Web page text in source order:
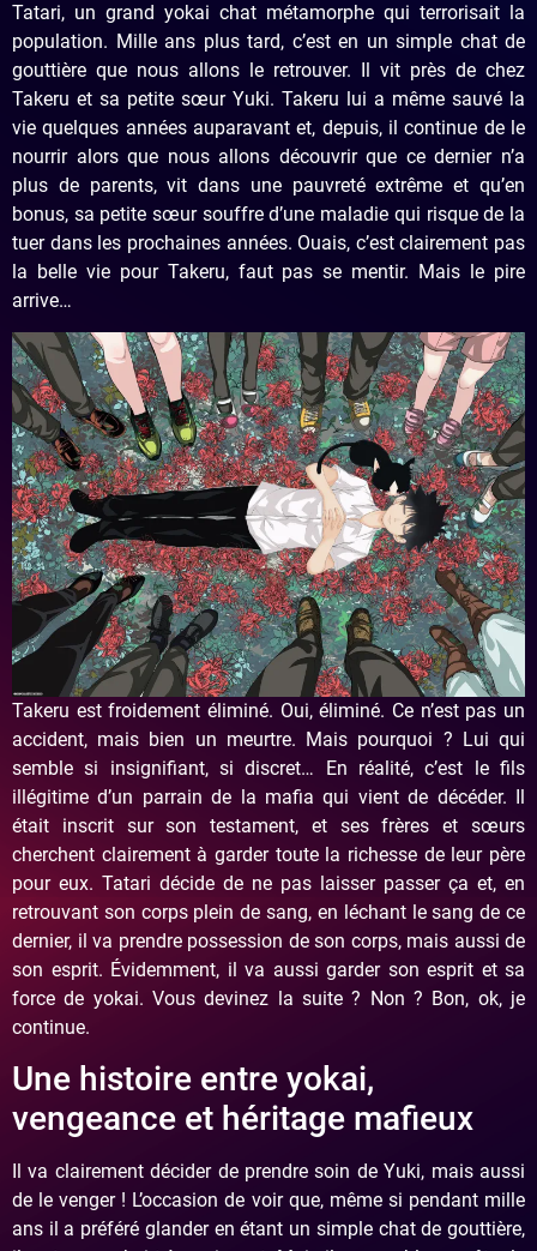
Tatari, un grand yokai chat métamorphe qui terrorisait la
population. Mille ans plus tard, c’est en un simple chat de
gouttière que nous allons le retrouver. Il vit près de chez
Takeru et sa petite sœur Yuki. Takeru lui a même sauvé la
vie quelques années auparavant et, depuis, il continue de le
nourrir alors que nous allons découvrir que ce dernier n’a
plus de parents, vit dans une pauvreté extrême et qu’en
bonus, sa petite sœur souffre d’une maladie qui risque de la
tuer dans les prochaines années. Ouais, c’est clairement pas
la belle vie pour Takeru, faut pas se mentir. Mais le pire
arrive…
Takeru est froidement éliminé. Oui, éliminé. Ce n’est pas un
accident, mais bien un meurtre. Mais pourquoi ? Lui qui
semble si insignifiant, si discret… En réalité, c’est le fils
illégitime d’un parrain de la mafia qui vient de décéder. Il
était inscrit sur son testament, et ses frères et sœurs
cherchent clairement à garder toute la richesse de leur père
pour eux. Tatari décide de ne pas laisser passer ça et, en
retrouvant son corps plein de sang, en léchant le sang de ce
dernier, il va prendre possession de son corps, mais aussi de
son esprit. Évidemment, il va aussi garder son esprit et sa
force de yokai. Vous devinez la suite ? Non ? Bon, ok, je
continue.
Une histoire entre yokai,
vengeance et héritage mafieux
Il va clairement décider de prendre soin de Yuki, mais aussi
de le venger ! L’occasion de voir que, même si pendant mille
ans il a préféré glander en étant un simple chat de gouttière,